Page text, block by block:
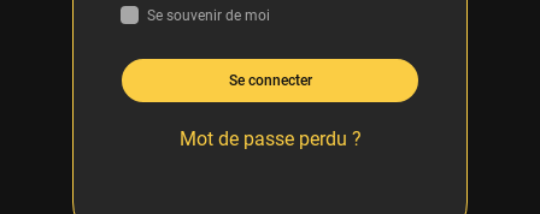
Se souvenir de moi
Se connecter
Mot de passe perdu ?